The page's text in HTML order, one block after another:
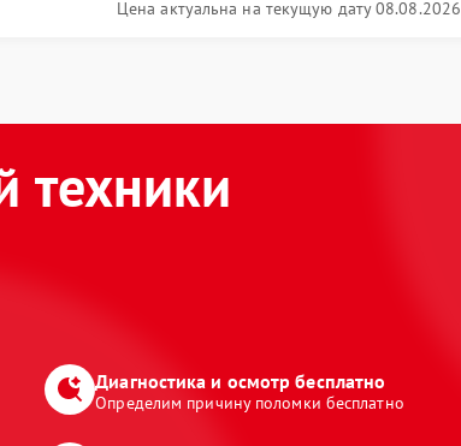
Цена актуальна на текущую дату 08.08.2026
техники
Диагностика и осмотр бесплатно
Определим причину поломки бесплатно